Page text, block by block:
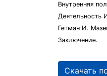
Внутренняя
Деятельность
Гетман И.
Заключение.
Скачать